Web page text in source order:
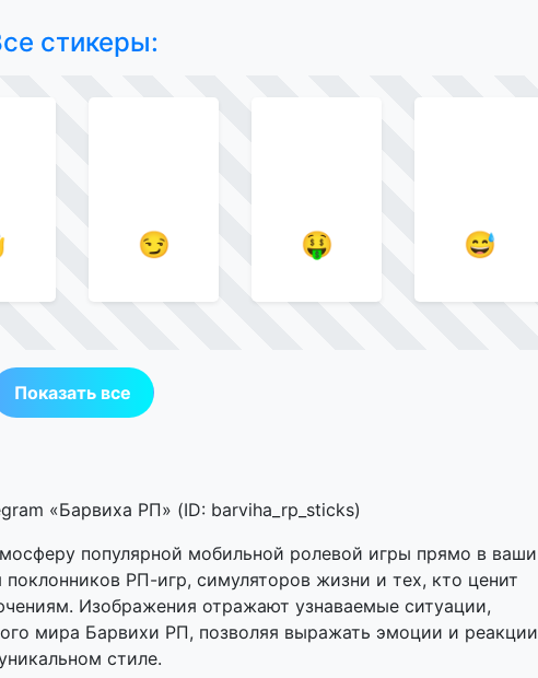
стикеры:
😏 🤑 😅
Показать все
«Барвиха РП» (ID: barviha_rp_sticks)
популярной мобильной ролевой игры прямо в ваши
РП-игр, симуляторов жизни и тех, кто ценит
Изображения отражают узнаваемые ситуации,
мира Барвихи РП, позволяя выражать эмоции и реакции
стиле.